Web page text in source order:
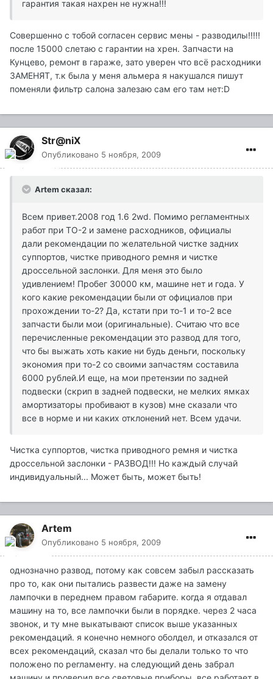
гарантия такая нахрен не нужна!!!
Совершенно с тобой согласен сервис мены - разводилы!!!!!
после 15000 слетаю с гарантии на хрен. Запчасти на
Кунцево, ремонт в гараже, зато уверен что всё расходники
ЗАМЕНЯТ, т.к была у меня альмера я накушался пишут
поменяли фильтр салона залезаю сам его там нет:D
Str@niX
Опубликовано 5 ноября, 2009
Artem сказал:
Всем привет.2008 год 1.6 2wd. Помимо регламентных
работ при ТО-2 и замене расходников, официалы
дали рекомендации по желательной чистке задних
суппортов, чистке приводного ремня и чистке
дроссельной заслонки. Для меня это было
удивлением! Пробег 30000 км, машине нет и года. У
кого какие рекомендации были от официалов при
прохождении то-2? Да, кстати при то-1 и то-2 все
запчасти были мои (оригинальные). Считаю что все
перечисленные рекомендации это развод для того,
что бы выжать хоть какие ни будь деньги, поскольку
экономия при то-2 со своими запчастям составила
6000 рублей.И еще, на мои претензии по задней
подвески (скрип в задней подвески, не мелких ямках
амортизаторы пробивают в кузов) мне сказали что
все в норме и ни каких отклонений нет. Всем удачи.
Чистка суппортов, чистка приводного ремня и чистка
дроссельной заслонки - РАЗВОД!!! Но каждый случай
индивидуальный... Может быть, может быть!
Artem
Опубликовано 5 ноября, 2009
однозначно развод, потому как совсем забыл рассказать
про то, как они пытались развести даже на замену
лампочки в переднем правом габарите. когда я отдавал
машину на то, все лампочки были в порядке. через 2 часа
звонок, и ту мне выкатывают список выше указанных
рекомендаций. я конечно немного оболдел, и отказался от
всех рекомендаций, сказал что бы делали только то что
положено по регламенту. на следующий день забрал